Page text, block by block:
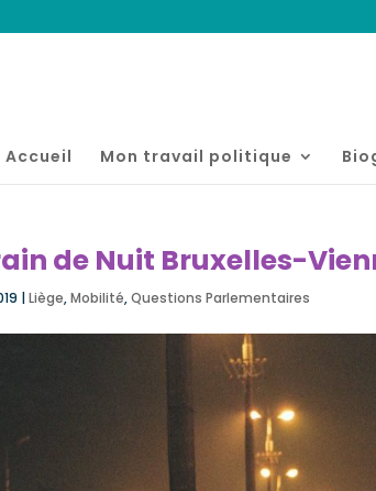
Accueil Mon travail politique
de Nuit Bruxelles-
|Liège,Mobilité,Questions Parlementaires